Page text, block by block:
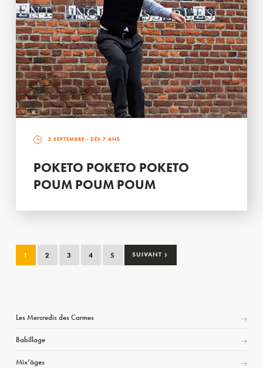
2 SEPTEMBRE - DÈS 7 ANS
POKETO POKETO POKETO
POUM POUM POUM
1 2 3 4 5 SUIVANT ›
Les Mercredis des Carmes
Babillage
Mix’âges